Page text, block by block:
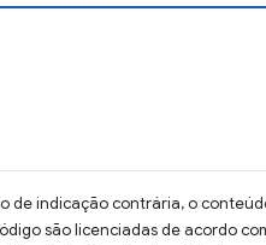
de indicação contrária, o
são licenciadas de acordo